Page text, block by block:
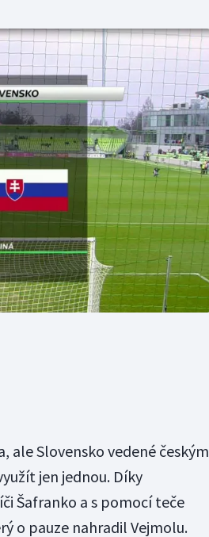
ale Slovensko vedené českým
jen jednou. Díky
Šafranko a s pomocí teče
o pauze nahradil Vejmolu.